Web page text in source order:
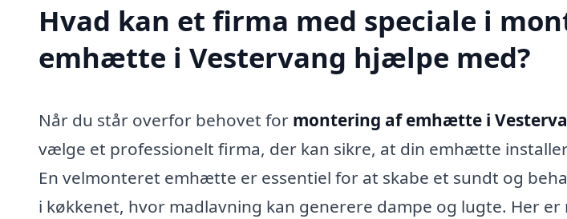
Hvad kan et firma med speciale i
emhætte i Vestervang hjælpe med?
Når du står overfor behovet for montering af emhætte i
vælge et professionelt firma, der kan sikre, at din emhætte
En velmonteret emhætte er essentiel for at skabe et sundt og
i køkkenet, hvor madlavning kan generere dampe og lugte. Her